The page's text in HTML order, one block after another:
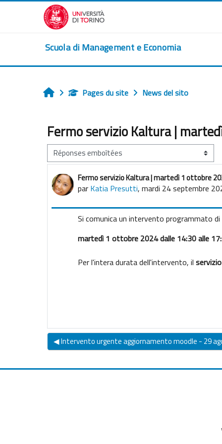
Passer au contenu principal
Scuola di Management e Economia
AccueilPages du site News del sito
Fermo servizio Kaltura |
Type d’affichage
Fermo servizio Kaltura | martedì 1 ottobre
par Katia Presutti, mardi 24 septembre
Nombre de réponses : 0
Si comunica un intervento programmato
martedì 1 ottobre 2024 dalle 14:30 alle
Per l'intera durata dell'intervento, il
◀︎ Intervento urgente aggiornamento moodle - 29